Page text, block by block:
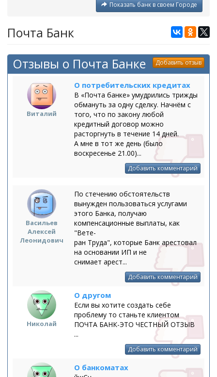
Показать банк в своем Городе
Почта Банк
Отзывы о Почта Банке
Добавить отзыв
Виталий
О потребительских кредитах
В «Почта банке» умудрились трижды
обмануть за одну сделку. Начнём с
того, что по закону любой
кредитный договор можно
расторгнуть в течение 14 дней.
А мне в тот же день (было
воскресенье 21.00)...
Добавить комментарий
Васильев
Алексей
Леонидович
По стечению обстоятельств
вынужден пользоваться услугами
этого Банка, получаю
компенсационные выплаты, как
"Вете-
ран Труда", которые Банк арестовал
на основании ИП и не
снимает арест...
Добавить комментарий
Николай
О другом
Если вы хотите создать себе
проблему то станьте клиентом
ПОЧТА БАНК-ЭТО ЧЕСТНЫЙ ОТЗЫВ
...
Добавить комментарий
О банкоматах